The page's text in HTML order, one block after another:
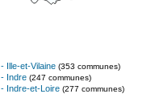
Ille-et-Vilaine (353 communes)
Indre (247 communes)
Indre-et-Loire (277 communes)